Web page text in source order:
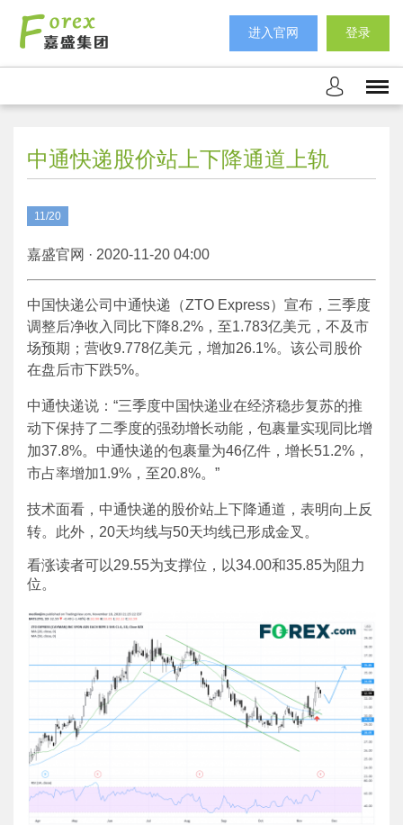
进入官网 登录
中通快递股价站上下降通道上轨
11/20
嘉盛官网 · 2020-11-20 04:00
中国快递公司中通快递（ZTO Express）宣布，三季度
调整后净收入同比下降8.2%，至1.783亿美元，不及市
场预期；营收9.778亿美元，增加26.1%。该公司股价
在盘后市下跌5%。
中通快递说：“三季度中国快递业在经济稳步复苏的推
动下保持了二季度的强劲增长动能，包裹量实现同比增
加37.8%。中通快递的包裹量为46亿件，增长51.2%，
市占率增加1.9%，至20.8%。”
技术面看，中通快递的股价站上下降通道，表明向上反
转。此外，20天均线与50天均线已形成金叉。
看涨读者可以29.55为支撑位，以34.00和35.85为阻力
位。